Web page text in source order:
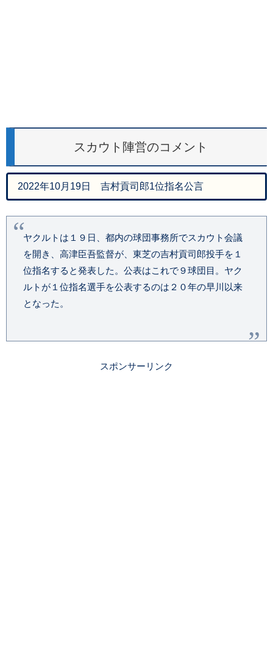
スカウト陣営のコメント
2022年10月19日 吉村貢司郎1位指名公言
ヤクルトは１９日、都内の球団事務所でスカウト会議
を開き、高津臣吾監督が、東芝の吉村貢司郎投手を１
位指名すると発表した。公表はこれで９球団目。ヤク
ルトが１位指名選手を公表するのは２０年の早川以来
となった。
スポンサーリンク